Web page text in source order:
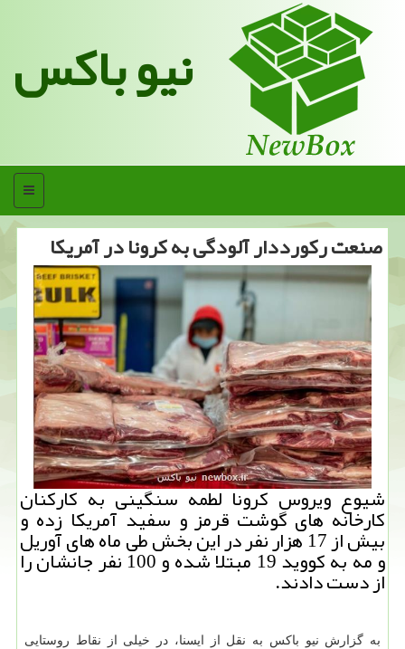
نیو باکس
منو
صنعت ركورددار آلودگی به كرونا در آمریكا
شیوع ویروس كرونا لطمه سنگینی به كاركنان
كارخانه های گوشت قرمز و سفید آمریكا زده و
بیش از 17 هزار نفر در این بخش طی ماه های آوریل
و مه به كووید 19 مبتلا شده و 100 نفر جانشان را
از دست دادند.
به گزارش نیو باکس به نقل از ایسنا، در خیلی از نقاط روستایی